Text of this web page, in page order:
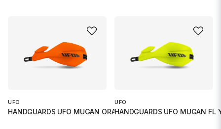
UFO
HANDGUARDS UFO MUGAN ORANGE
UFO
HANDGUARDS UFO MUGAN FL